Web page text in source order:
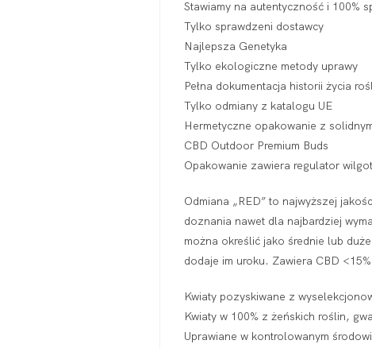
Stawiamy na autentyczność i 100%
Tylko sprawdzeni dostawcy
Najlepsza Genetyka
Tylko ekologiczne metody uprawy
Pełna dokumentacja historii życia
Tylko odmiany z katalogu UE
Hermetyczne opakowanie z
CBD Outdoor Premium Buds
Opakowanie zawiera regulator
Odmiana „RED” to najwyższej
doznania nawet dla najbardziej
można określić jako średnie lub
dodaje im uroku. Zawiera CBD
Kwiaty pozyskiwane z
Kwiaty w 100% z żeńskich roślin,
Uprawiane w kontrolowanym